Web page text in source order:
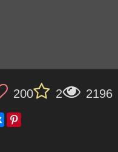
200 2 2196